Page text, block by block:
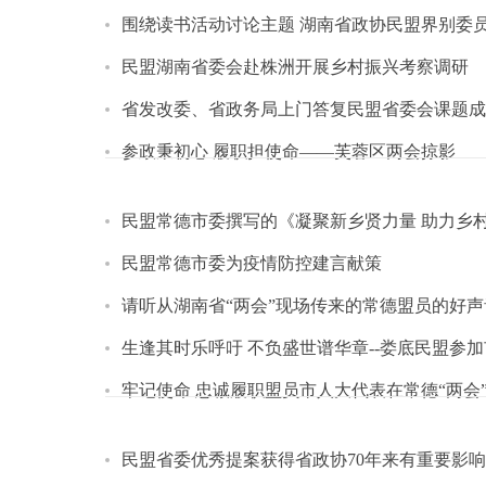
围绕读书活动讨论主题 湖南省政协民盟界别委
民盟湖南省委会赴株洲开展乡村振兴考察调研
省发改委、省政务局上门答复民盟省委会课题
参政秉初心 履职担使命——芙蓉区两会掠影
民盟常德市委撰写的《凝聚新乡贤力量 助力乡
民盟常德市委为疫情防控建言献策
请听从湖南省“两会”现场传来的常德盟员的好
生逢其时乐呼吁 不负盛世谱华章--娄底民盟参
牢记使命 忠诚履职盟员市人大代表在常德“两会
民盟省委优秀提案获得省政协70年来有重要影